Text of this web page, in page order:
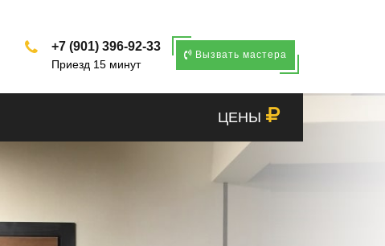
+7 (901) 396-92-33
Приезд 15 минут
Вызвать мастера
ЦЕНЫ